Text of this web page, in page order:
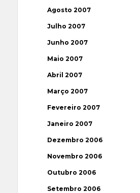
Agosto 2007
Julho 2007
Junho 2007
Maio 2007
Abril 2007
Março 2007
Fevereiro 2007
Janeiro 2007
Dezembro 2006
Novembro 2006
Outubro 2006
Setembro 2006